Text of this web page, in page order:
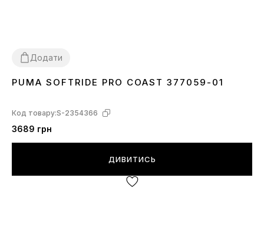
Додати
3642.5 4344 44.5
PUMA SOFTRIDE PRO COAST 377059-01
Код товару:S-2354366
3689 грн
ДИВИТИСЬ